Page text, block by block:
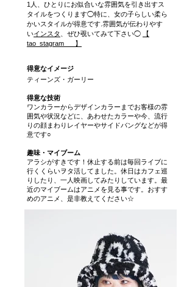
1人、ひとりにお似合いな雰囲気を引き出すス
タイルをつくります◯特に、女の子らしい柔ら
かいスタイルが得意です.雰囲気が伝わりやす
いインスタ 、ぜひ覗いてみて下さい◯
【
tao_stagram___】
得意なイメージ
ティーンズ・ガーリー
得意な技術
ワンカラーからデザインカラーまでお客様の雰
囲気や状況などに、あわせたカラーや今、流行
りの顔まわりレイヤーやサイドバングなどが得
意です○
趣味・マイブーム
アラシがすきです！休止する前は毎回ライブに
行くくらいヲタ活してました。休日はカフェ巡
りしたり、一人映画してみたりしています。最
近のマイブームはアニメを見る事です。おすす
めのアニメ、是非教えてください☆